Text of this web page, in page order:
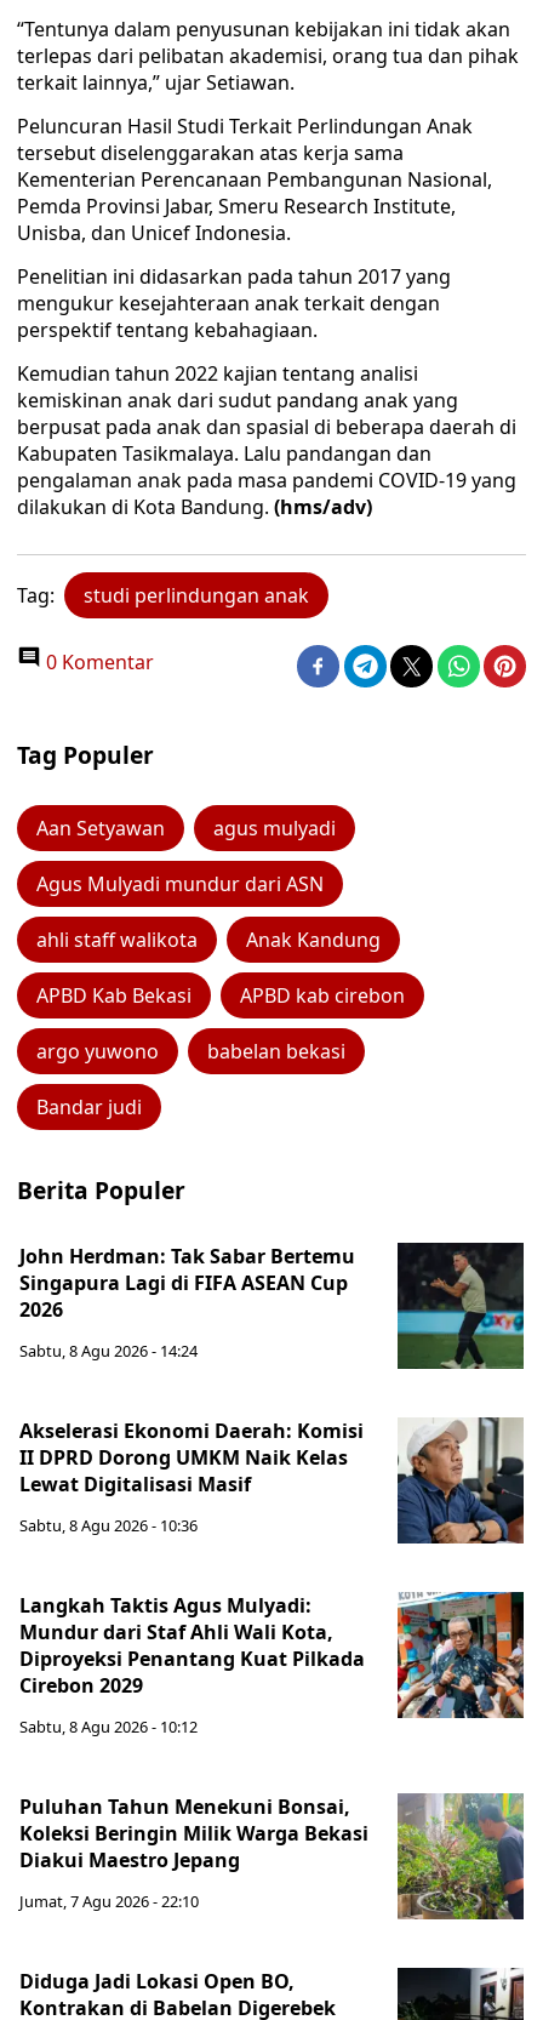
“Tentunya dalam penyusunan kebijakan ini tidak akan
terlepas dari pelibatan akademisi, orang tua dan pihak
terkait lainnya,” ujar Setiawan.
Peluncuran Hasil Studi Terkait Perlindungan Anak
tersebut diselenggarakan atas kerja sama
Kementerian Perencanaan Pembangunan Nasional,
Pemda Provinsi Jabar, Smeru Research Institute,
Unisba, dan Unicef Indonesia.
Penelitian ini didasarkan pada tahun 2017 yang
mengukur kesejahteraan anak terkait dengan
perspektif tentang kebahagiaan.
Kemudian tahun 2022 kajian tentang analisi
kemiskinan anak dari sudut pandang anak yang
berpusat pada anak dan spasial di beberapa daerah di
Kabupaten Tasikmalaya. Lalu pandangan dan
pengalaman anak pada masa pandemi COVID-19 yang
dilakukan di Kota Bandung. (hms/adv)
Tag: studi perlindungan anak
0 Komentar
Tag Populer
Aan Setyawan agus mulyadi
Agus Mulyadi mundur dari ASN
ahli staff walikota Anak Kandung
APBD Kab Bekasi APBD kab cirebon
argo yuwono babelan bekasi
Bandar judi
Berita Populer
John Herdman: Tak Sabar Bertemu
Singapura Lagi di FIFA ASEAN Cup
2026
Sabtu, 8 Agu 2026 - 14:24
Akselerasi Ekonomi Daerah: Komisi
II DPRD Dorong UMKM Naik Kelas
Lewat Digitalisasi Masif
Sabtu, 8 Agu 2026 - 10:36
Langkah Taktis Agus Mulyadi:
Mundur dari Staf Ahli Wali Kota,
Diproyeksi Penantang Kuat Pilkada
Cirebon 2029
Sabtu, 8 Agu 2026 - 10:12
Puluhan Tahun Menekuni Bonsai,
Koleksi Beringin Milik Warga Bekasi
Diakui Maestro Jepang
Jumat, 7 Agu 2026 - 22:10
Diduga Jadi Lokasi Open BO,
Kontrakan di Babelan Digerebek